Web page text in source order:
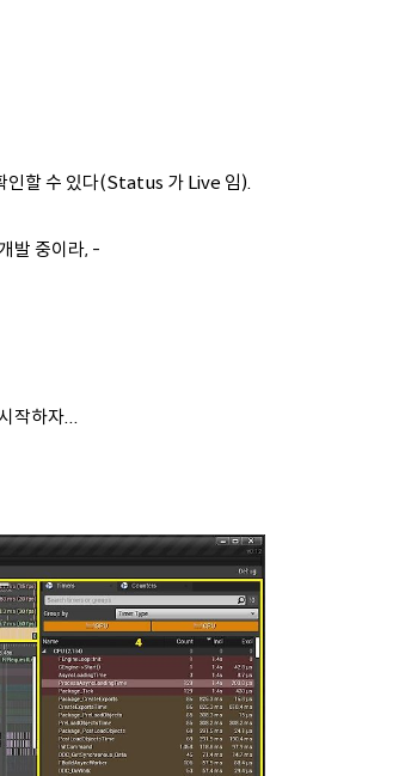
인할 수 있다(Status 가 Live 임).
발 중이라, -
작하자...